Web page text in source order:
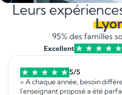
Leurs
95% des familles
Excellent
5/5
« A chaque année, besoin
l'enseignant proposé a été